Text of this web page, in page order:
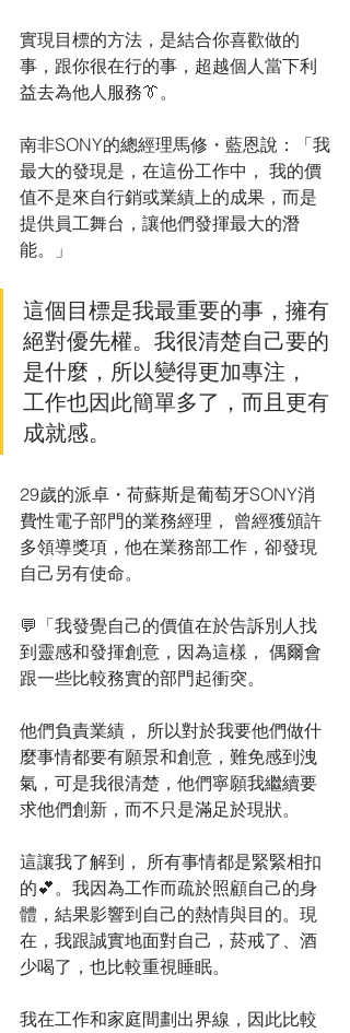
實現目標的方法，是結合你喜歡做的
事，跟你很在行的事，超越個人當下利
益去為他人服務👔。
南非SONY的總經理馬修・藍恩說：「我
最大的發現是，在這份工作中， 我的價
值不是來自行銷或業績上的成果，而是
提供員工舞台，讓他們發揮最大的潛
能。」
這個目標是我最重要的事，擁有
絕對優先權。我很清楚自己要的
是什麼，所以變得更加專注，
工作也因此簡單多了，而且更有
成就感。
29歲的派卓・荷蘇斯是葡萄牙SONY消
費性電子部門的業務經理， 曾經獲頒許
多領導獎項，他在業務部工作，卻發現
自己另有使命。
💬「我發覺自己的價值在於告訴別人找
到靈感和發揮創意，因為這樣， 偶爾會
跟一些比較務實的部門起衝突。
他們負責業績， 所以對於我要他們做什
麼事情都要有願景和創意，難免感到洩
氣，可是我很清楚，他們寧願我繼續要
求他們創新，而不只是滿足於現狀。
這讓我了解到， 所有事情都是緊緊相扣
的💕。我因為工作而疏於照顧自己的身
體，結果影響到自己的熱情與目的。現
在，我跟誠實地面對自己，菸戒了、酒
少喝了，也比較重視睡眠。
我在工作和家庭間劃出界線，因此比較